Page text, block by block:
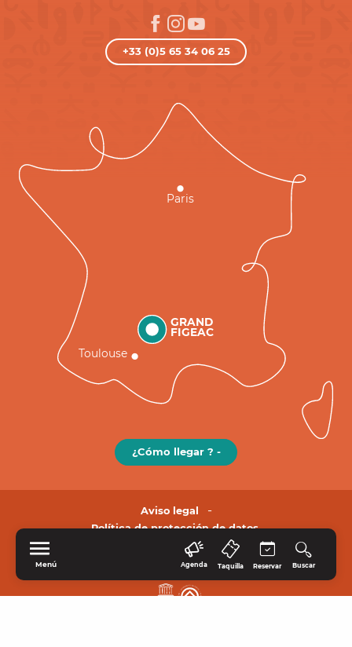
Menú Agenda Taquilla Reservar Buscar
+33 (0)5 65 34 06 25
GRAND
FIGEAC
Toulouse
Paris
¿Cómo llegar ? -
Aviso legal
Política de protección de datos.